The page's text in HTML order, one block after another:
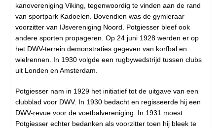
kanovereniging Viking, tegenwoordig te vinden aan de rand
van sportpark Kadoelen. Bovendien was de gymleraar
voorzitter van IJsvereniging Noord. Potgiesser bleef ook
andere sporten propageren. Op 24 juni 1928 werden er op
het DWV-terrein demonstraties gegeven van korfbal en
wielrennen. In 1930 volgde een rugbywedstrijd tussen clubs
uit Londen en Amsterdam.
Potgiesser nam in 1929 het initiatief tot de uitgave van een
clubblad voor DWV. In 1930 bedacht en regisseerde hij een
DWV-revue voor de voetbalvereniging. In 1931 moest
Potgiesser echter bedanken als voorzitter toen hij bleek te